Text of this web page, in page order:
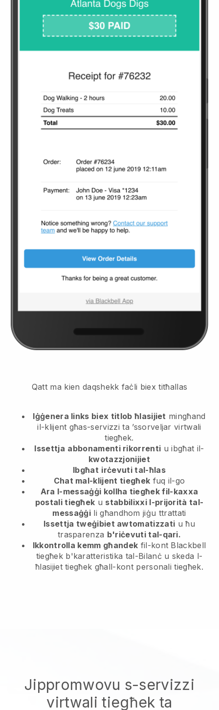
Qatt ma kien daqshekk faċli biex titħallas
Iġġenera links biex titlob ħlasijiet mingħand
il-klijent għas-servizzi ta ’ssorveljar virtwali
tiegħek.
Issettja abbonamenti rikorrenti u ibgħat il-
kwotazzjonijiet
Ibgħat irċevuti tal-ħlas
Chat mal-klijent tiegħek fuq il-go
Ara l-messaġġi kollha tiegħek fil-kaxxa
postali tiegħek u stabbilixxi l-prijorità tal-
messaġġili għandhom jiġu ttrattati
Issettja tweġibiet awtomatizzati u ħu
trasparenza b'riċevuti tal-qari.
Ikkontrolla kemm għandek fil-kont Blackbell
tiegħek b'karatteristika tal-Bilanċ u skeda l-
ħlasijiet tiegħek għall-kont personali tiegħek.
Jippromwovu s-servizzi
virtwali tiegħek ta